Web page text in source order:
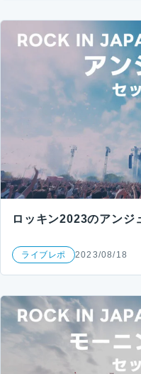
ロッキン2023のアンジ
ライブレポ 2023/08/18